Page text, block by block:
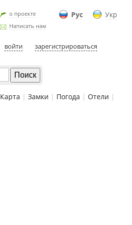
Рус Укр
о проекте
Написать нам
войти зарегистрироваться
Карта | Замки | Погода | Отели |